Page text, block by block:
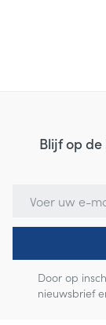
Blijf op
Door op
nieuwsbrief